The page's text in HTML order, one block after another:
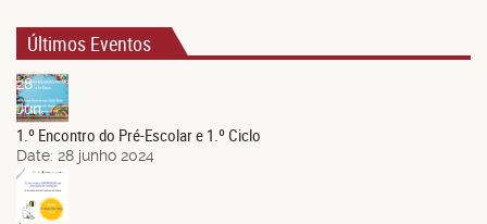
Últimos Eventos
28
Jun.
1.º Encontro do Pré-Escolar e 1.º Ciclo
Date: 28 junho 2024
21
Jun.